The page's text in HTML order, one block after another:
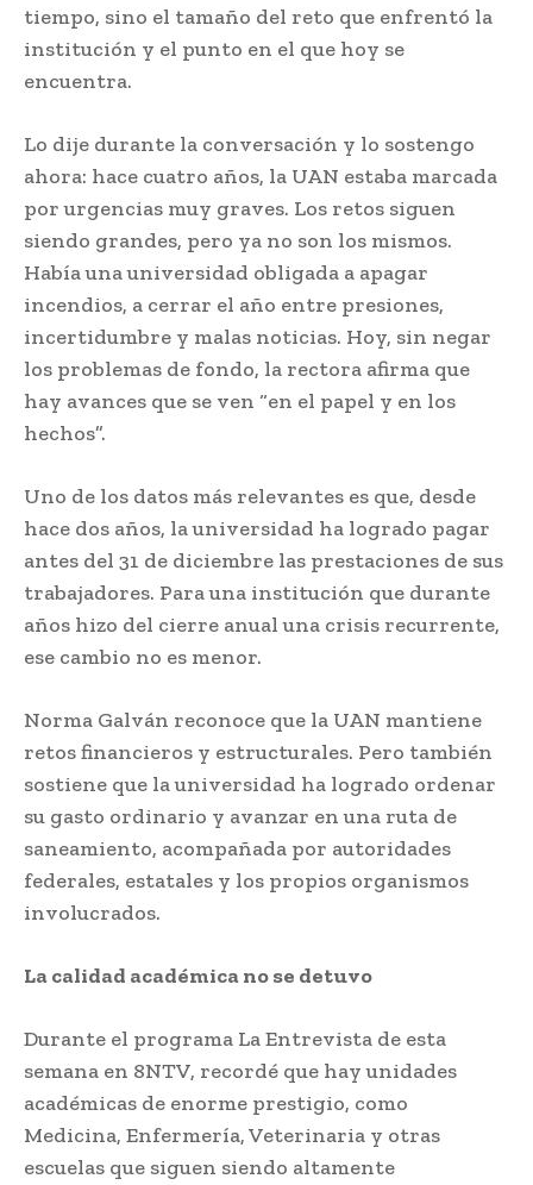
tiempo, sino el tamaño del reto que enfrentó la
institución y el punto en el que hoy se
encuentra.
Lo dije durante la conversación y lo sostengo
ahora: hace cuatro años, la UAN estaba marcada
por urgencias muy graves. Los retos siguen
siendo grandes, pero ya no son los mismos.
Había una universidad obligada a apagar
incendios, a cerrar el año entre presiones,
incertidumbre y malas noticias. Hoy, sin negar
los problemas de fondo, la rectora afirma que
hay avances que se ven “en el papel y en los
hechos”.
Uno de los datos más relevantes es que, desde
hace dos años, la universidad ha logrado pagar
antes del 31 de diciembre las prestaciones de sus
trabajadores. Para una institución que durante
años hizo del cierre anual una crisis recurrente,
ese cambio no es menor.
Norma Galván reconoce que la UAN mantiene
retos financieros y estructurales. Pero también
sostiene que la universidad ha logrado ordenar
su gasto ordinario y avanzar en una ruta de
saneamiento, acompañada por autoridades
federales, estatales y los propios organismos
involucrados.
La calidad académica no se detuvo
Durante el programa La Entrevista de esta
semana en 8NTV, recordé que hay unidades
académicas de enorme prestigio, como
Medicina, Enfermería, Veterinaria y otras
escuelas que siguen siendo altamente